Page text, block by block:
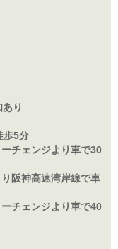
り
歩5分
ェンジより車で30
神高速湾岸線で車
ェンジより車で40